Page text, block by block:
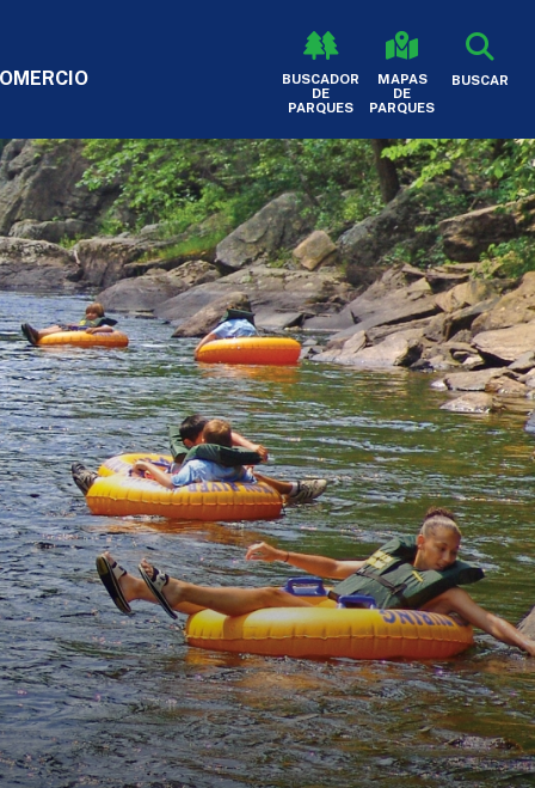
HEADER -
BUSCADOR
DE
PARQUES
MAPAS
DE
PARQUES
BUSCAR